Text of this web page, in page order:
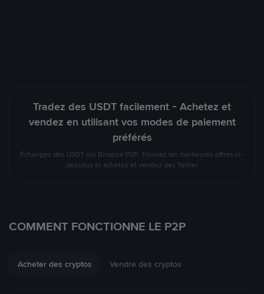
Tradez des USDT facilement - Achetez et
vendez en utilisant vos modes de paiement
préférés
Échangez des USDT sur Binance P2P. Trouvez les meilleures offres ci-
dessous et achetez et vendez des Tether
COMMENT FONCTIONNE LE P2P
Acheter des cryptos Vendre des cryptos